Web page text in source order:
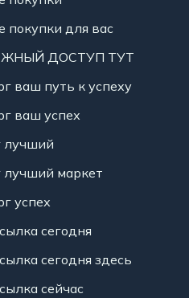
покупки для вас
ДОСТУП ТУТ
ваш путь к успеху
ваш успех
лучший
лучший маркет
успех
сегодня
сегодня здесь
сейчас